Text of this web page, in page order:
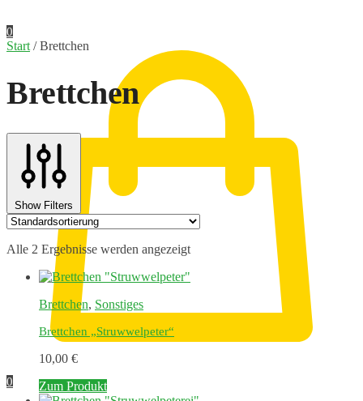
0
0
Start /Brettchen
Brettchen
Show Filters
Alle 2 Ergebnisse werden angezeigt
Brettchen, Sonstiges
Brettchen „Struwwelpeter“
10,00 €
Zum Produkt